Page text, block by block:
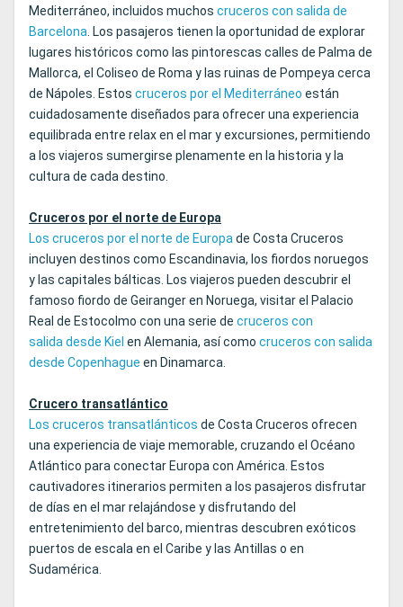
Mediterráneo, incluidos muchos cruceros con salida de
Barcelona. Los pasajeros tienen la oportunidad de explorar
lugares históricos como las pintorescas calles de Palma de
Mallorca, el Coliseo de Roma y las ruinas de Pompeya cerca
de Nápoles. Estos cruceros por el Mediterráneo están
cuidadosamente diseñados para ofrecer una experiencia
equilibrada entre relax en el mar y excursiones, permitiendo
a los viajeros sumergirse plenamente en la historia y la
cultura de cada destino.
Cruceros por el norte de Europa
Los cruceros por el norte de Europade Costa Cruceros
incluyen destinos como Escandinavia, los fiordos noruegos
y las capitales bálticas. Los viajeros pueden descubrir el
famoso fiordo de Geiranger en Noruega, visitar el Palacio
Real de Estocolmo con una serie de cruceros con
salidadesde Kiel en Alemania, así como cruceros con salida
desde Copenhague en Dinamarca.
Crucero transatlántico
Los cruceros transatlánticos de Costa Cruceros ofrecen
una experiencia de viaje memorable, cruzando el Océano
Atlántico para conectar Europa con América. Estos
cautivadores itinerarios permiten a los pasajeros disfrutar
de días en el mar relajándose y disfrutando del
entretenimiento del barco, mientras descubren exóticos
puertos de escala en el Caribe y las Antillas o en
Sudamérica.